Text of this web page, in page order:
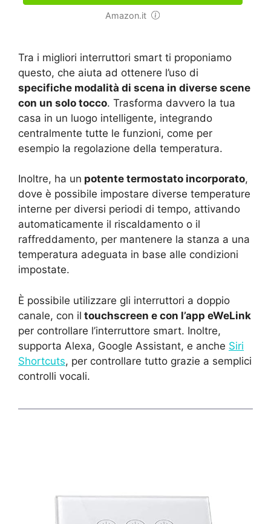
Amazon.it
Tra i migliori interruttori smart ti proponiamo
questo, che aiuta ad ottenere l’uso di
specifiche modalità di scena in diverse scene
con un solo tocco. Trasforma davvero la tua
casa in un luogo intelligente, integrando
centralmente tutte le funzioni, come per
esempio la regolazione della temperatura.
Inoltre, ha un potente termostato incorporato,
dove è possibile impostare diverse temperature
interne per diversi periodi di tempo, attivando
automaticamente il riscaldamento o il
raffreddamento, per mantenere la stanza a una
temperatura adeguata in base alle condizioni
impostate.
È possibile utilizzare gli interruttori a doppio
canale, con il touchscreen e con l’app eWeLink
per controllare l’interruttore smart. Inoltre,
supporta Alexa, Google Assistant, e anche Siri
Shortcuts, per controllare tutto grazie a semplici
controlli vocali.